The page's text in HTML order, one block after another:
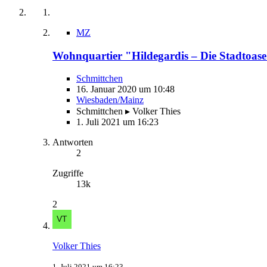
MZ
Wohnquartier "Hildegardis – Die
Schmittchen
16. Januar 2020 um 10:48
Wiesbaden/Mainz
Schmittchen ▸ Volker Thies
1. Juli 2021 um 16:23
Antworten
2
Zugriffe
13k
2
Volker Thies